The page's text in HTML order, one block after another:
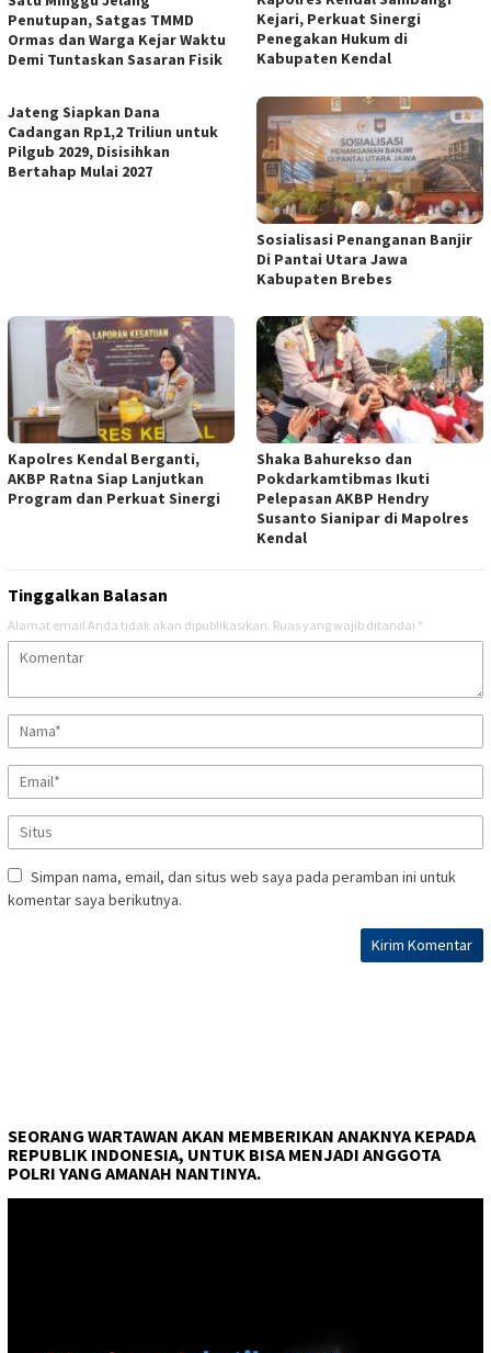
Penutupan, Satgas TMMD
Ormas dan Warga Kejar Waktu
Demi Tuntaskan Sasaran Fisik
Kejari, Perkuat Sinergi
Penegakan Hukum di
Kabupaten Kendal
Jateng Siapkan Dana
Cadangan Rp1,2 Triliun untuk
Pilgub 2029, Disisihkan
Bertahap Mulai 2027
Sosialisasi Penanganan Banjir
Di Pantai Utara Jawa
Kabupaten Brebes
Kapolres Kendal Berganti,
AKBP Ratna Siap Lanjutkan
Program dan Perkuat Sinergi
​Shaka Bahurekso dan
Pokdarkamtibmas Ikuti
Pelepasan AKBP Hendry
Susanto Sianipar di Mapolres
Kendal
Tinggalkan Balasan
Alamat email Anda tidak akan dipublikasikan. Ruas yang wajib ditandai *
Simpan nama, email, dan situs web saya pada peramban ini untuk
komentar saya berikutnya.
SEORANG WARTAWAN AKAN MEMBERIKAN ANAKNYA KEPADA
REPUBLIK INDONESIA, UNTUK BISA MENJADI ANGGOTA
POLRI YANG AMANAH NANTINYA.